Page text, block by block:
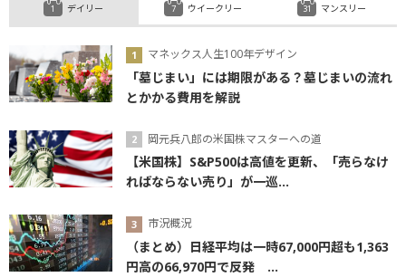
デイリー
マネックス人生100年デザイン
「墓じまい」には期限がある？墓じまいの流れ
とかかる費用を解説
岡元兵八郎の米国株マスターへの道
【米国株】S&P500は高値を更新、「売らなけ
ればならない売り」が一巡...
市況概況
（まとめ）日経平均は一時67,000円超も1,363
円高の66,970円で反発 ...
ウイークリー マンスリー